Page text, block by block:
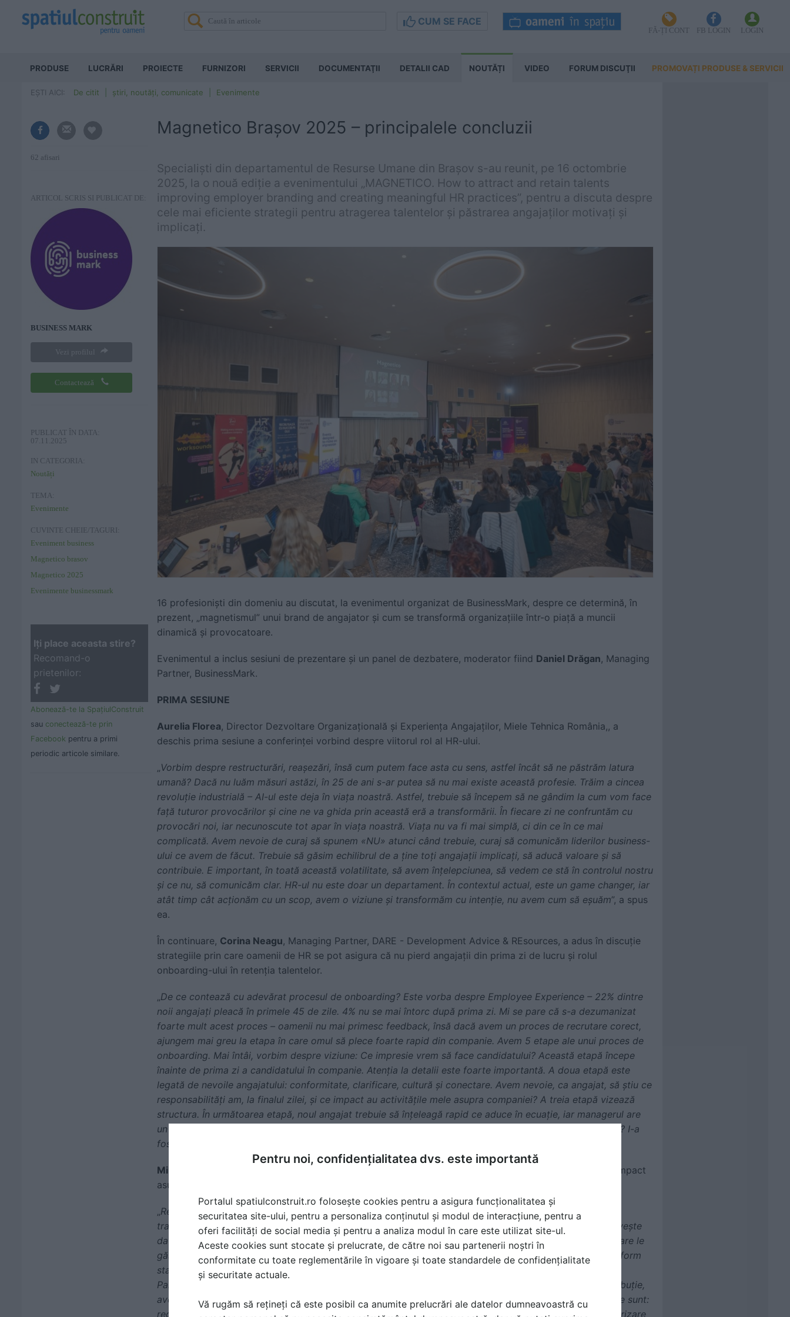
CUM SE FACE
FĂ-ȚI CONT FB LOGIN LOGIN
PRODUSE LUCRĂRI PROIECTE FURNIZORI SERVICII DOCUMENTAŢII DETALII CAD NOUTĂȚI VIDEO FORUM DISCUŢII PROMOVAȚI PRODUSE & SERVICII
EȘTI AICI: De citit știri, noutăți, comunicate Evenimente
62 afisari
ARTICOL SCRIS SI PUBLICAT DE:
BUSINESS MARK
Vezi profilul
Contactează
PUBLICAT ÎN DATA:
07.11.2025
IN CATEGORIA:
Noutăți
TEMA:
Evenimente
CUVINTE CHEIE/TAGURI:
Eveniment business
Magnetico brasov
Magnetico 2025
Evenimente businessmark
Iţi place aceasta stire?
Recomand-o
prietenilor:
Abonează-te la SpaţiulConstruit
sau conectează-te prin
Facebook pentru a primi
periodic articole similare.
Magnetico Brașov 2025 – principalele concluzii
Specialiști din departamentul de Resurse Umane din Brașov s-au reunit, pe 16 octombrie
2025, la o nouă ediție a evenimentului „MAGNETICO. How to attract and retain talents
improving employer branding and creating meaningful HR practices”, pentru a discuta despre
cele mai eficiente strategii pentru atragerea talentelor și păstrarea angajaților motivați și
implicați.
16 profesioniști din domeniu au discutat, la evenimentul organizat de BusinessMark, despre ce determină, în
prezent, „magnetismul” unui brand de angajator și cum se transformă organizațiile într-o piață a muncii
dinamică și provocatoare.
Evenimentul a inclus sesiuni de prezentare și un panel de dezbatere, moderator fiind Daniel Drăgan, Managing
Partner, BusinessMark.
PRIMA SESIUNE
Aurelia Florea, Director Dezvoltare Organizațională și Experiența Angajaților, Miele Tehnica România,, a
deschis prima sesiune a conferinței vorbind despre viitorul rol al HR-ului.
„Vorbim despre restructurări, reașezări, însă cum putem face asta cu sens, astfel încât să ne păstrăm latura
umană? Dacă nu luăm măsuri astăzi, în 25 de ani s-ar putea să nu mai existe această profesie. Trăim a cincea
revoluție industrială – AI-ul este deja în viața noastră. Astfel, trebuie să începem să ne gândim la cum vom face
față tuturor provocărilor și cine ne va ghida prin această eră a transformării. În fiecare zi ne confruntăm cu
provocări noi, iar necunoscute tot apar în viața noastră. Viața nu va fi mai simplă, ci din ce în ce mai
complicată. Avem nevoie de curaj să spunem «NU» atunci când trebuie, curaj să comunicăm liderilor business-
ului ce avem de făcut. Trebuie să găsim echilibrul de a ține toți angajații implicați, să aducă valoare și să
contribuie. E important, în toată această volatilitate, să avem înțelepciunea, să vedem ce stă în controlul nostru
și ce nu, să comunicăm clar. HR-ul nu este doar un departament. În contextul actual, este un game changer, iar
atât timp cât acționăm cu un scop, avem o viziune și transformăm cu intenție, nu avem cum să eșuăm”, a spus
ea.
În continuare, Corina Neagu, Managing Partner, DARE - Development Advice & REsources, a adus în discuție
strategiile prin care oamenii de HR se pot asigura că nu pierd angajații din prima zi de lucru și rolul
onboarding-ului în retenția talentelor.
„De ce contează cu adevărat procesul de onboarding? Este vorba despre Employee Experience – 22% dintre
noii angajați pleacă în primele 45 de zile. 4% nu se mai întorc după prima zi. Mi se pare că s-a dezumanizat
foarte mult acest proces – oamenii nu mai primesc feedback, însă dacă avem un proces de recrutare corect,
ajungem mai greu la etapa în care omul să plece foarte rapid din companie. Avem 5 etape ale unui proces de
onboarding. Mai întâi, vorbim despre viziune: Ce impresie vrem să face candidatului? Această etapă începe
înainte de prima zi a candidatului în companie. Atenția la detalii este foarte importantă. A doua etapă este
legată de nevoile angajatului: conformitate, clarificare, cultură și conectare. Avem nevoie, ca angajat, să știu ce
responsabilități am, la finalul zilei, și ce impact au activitățile mele asupra companiei? A treia etapă vizează
structura. În următoarea etapă, noul angajat trebuie să înțeleagă rapid ce aduce în ecuație, iar managerul are
un rol extrem de important aici. Ultima parte este cea de evaluare: cum se simte angajatul? S-a integrat? I-a
fost pus la dispoziție tot ce are nevoie?
Mihaela Colesnic
, Tax & Legal Manager, SD Worx Romania, a prezentat cele mai recente modificări cu impact
asupra departamentului de HR.
„Recomand să treceți la REGES ONLINE. Recomand să verificați informațiile, pentru că au fost erori la
transferul din vechea aplicație în noul sistem. Din experiența mea, au existat inadvertențe în ceea ce privește
datele de sfârșit, contracte dublate, etc. Trebuie să transmitem date în puls – vorbim de acele date pe care le
găsim în contractele de muncă aplicabile din 2022. Să fim atenți să actualizăm modelul de contract conform
standardelor din 2022.
Partea de paryroll devine din ce în ce mai complexă – avem baze de calcul diferite pentru fiecare contribuție,
avem excepții, deduceri. Conform studiului intern făcut de SD Worx, cele mai mari provocări în salarizare sunt:
reducerea costurilor de procesare a salariilor (33%), îmbunătățirea experienței angajaților legată de salarizare
Pentru noi, confidențialitatea dvs. este importantă
Portalul spatiulconstruit.ro folosește cookies pentru a asigura funcționalitatea și
securitatea site-ului, pentru a personaliza conținutul și modul de interacțiune, pentru a
oferi facilități de social media și pentru a analiza modul în care este utilizat site-ul.
Aceste cookies sunt stocate și prelucrate, de către noi sau partenerii noștri în
conformitate cu toate reglementările în vigoare și toate standardele de confidențialitate
și securitate actuale.
Vă rugăm să rețineți că este posibil ca anumite prelucrări ale datelor dumneavoastră cu